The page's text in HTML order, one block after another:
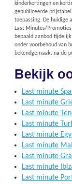
kinderkortingen en
gepubliceerde
toepassing. De huidige
Last Minutes/
bepaald aanbod
onder voorbehoud van
bekendgemaakt na de
Bekijk
Last minute
Last minute
Last minute
Last minute
Last minute
Last minute
Last minute
Last minute
Last minute